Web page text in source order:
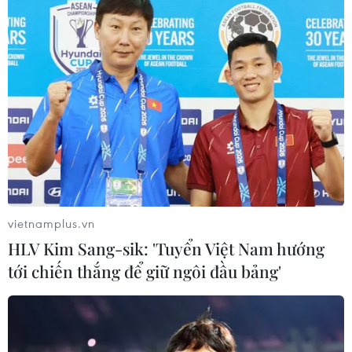
Hà Nội tạo không gian
thử nghiệm cho AI, bán dẫn, robot và
công nghệ chiến lược
05/08/2026 10:58
Hỗ trợ phụ nữ tỉnh miền núi, biên
giới khởi nghiệp gắn với khoa học
công nghệ
05/08/2026 09:39
Lần đầu tiên vinh danh doanh
nghiệp kiến tạo đất nước tại Better
Choice Awards
05/08/2026 09:30
vietnamplus.vn
HLV Kim Sang-sik: 'Tuyển Việt Nam hướng
tới chiến thắng để giữ ngôi đầu bảng'